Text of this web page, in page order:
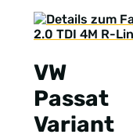
VW
Passat
Variant